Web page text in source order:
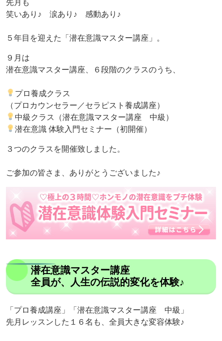
先月も
笑いあり♪ 涙あり♪ 感動あり♪
５年目を迎えた「潜在意識マスター講座」。
９月は
潜在意識マスター講座、６段階のクラスのうち、
プロ養成クラス
（プロカウンセラー／セラピスト養成講座）
中級クラス（潜在意識マスター講座 中級）
潜在意識 体験入門セミナー（初開催）
３つのクラスを開催致しました。
ご参加の皆さま、ありがとうございました♪
潜在意識マスター講座
全員が、人生の伝説的変化を体験♪
「プロ養成講座」「潜在意識マスター講座 中級」
先月レッスンした１６名も、全員大きな変容体験♪